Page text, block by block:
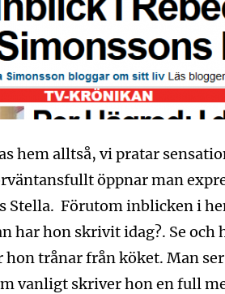
hem alltså, vi pratar
öppnar man
Stella. Förutom inblicken i
har hon skrivit idag?. Se och
hon trånar från köket. Man
vanligt skriver hon en full